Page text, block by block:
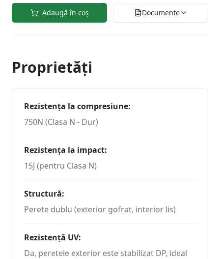
Adaugă în coș Documente
Proprietăți
Rezistența la compresiune:
750N (Clasa N - Dur)
Rezistența la impact:
15J (pentru Clasa N)
Structură:
Perete dublu (exterior gofrat, interior lis)
Rezistență UV:
Da, peretele exterior este stabilizat DP, ideal